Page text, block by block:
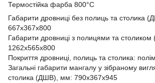
Термостійка фарба 800°С
Габарити дровниці без полиць та столика
667х367х800
Габарити дровниці з полицями та
1262х565х800
Покриття дровниці, полиць та столика:
Загальні габарити мангалу у зібраному
столика (ДШВ), мм: 790х367х945